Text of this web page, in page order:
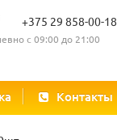
+375 29 858-00-18
с 09:00 до 21:00
Контакты